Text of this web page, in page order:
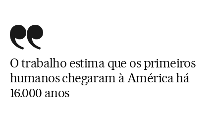
O trabalho estima que os primeiros
humanos chegaram à América há
16.000 anos